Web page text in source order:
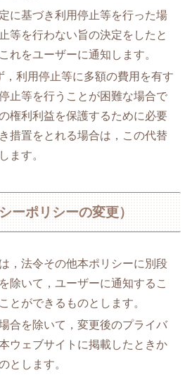
に基づき利用停止等を行った場
等を行わない旨の決定をしたと
れをユーザーに通知します。
，利用停止等に多額の費用を有す
止等を行うことが困難な場合で
権利利益を保護するために必要
措置をとれる場合は，この代替
ます。
ーポリシーの変更）
，法令その他本ポリシーに別段
除いて，ユーザーに通知するこ
とができるものとします。
合を除いて，変更後のプライバ
ウェブサイトに掲載したときか
とします。